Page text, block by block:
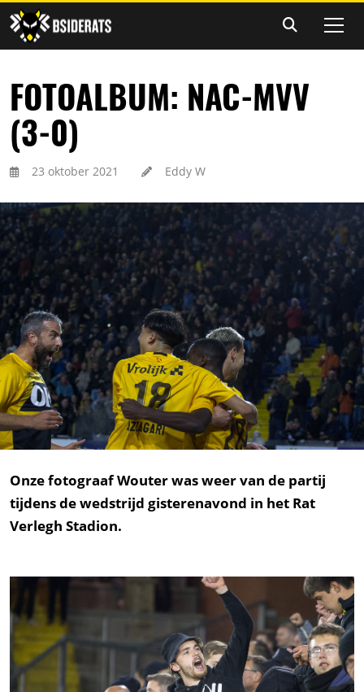
FOTOALBUM: NAC-MVV
(3-0)
23 oktober 2021 Eddy W
Onze fotograaf Wouter was weer van de partij
tijdens de wedstrijd gisterenavond in het Rat
Verlegh Stadion.